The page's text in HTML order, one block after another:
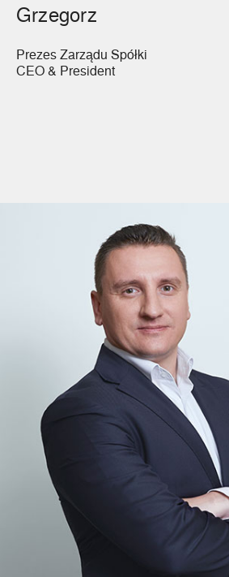
Grzegorz
Prezes Zarządu Spółki
CEO & President